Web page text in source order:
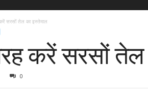
सरसों तेल का इस्तेमाल
करें सरसों
0